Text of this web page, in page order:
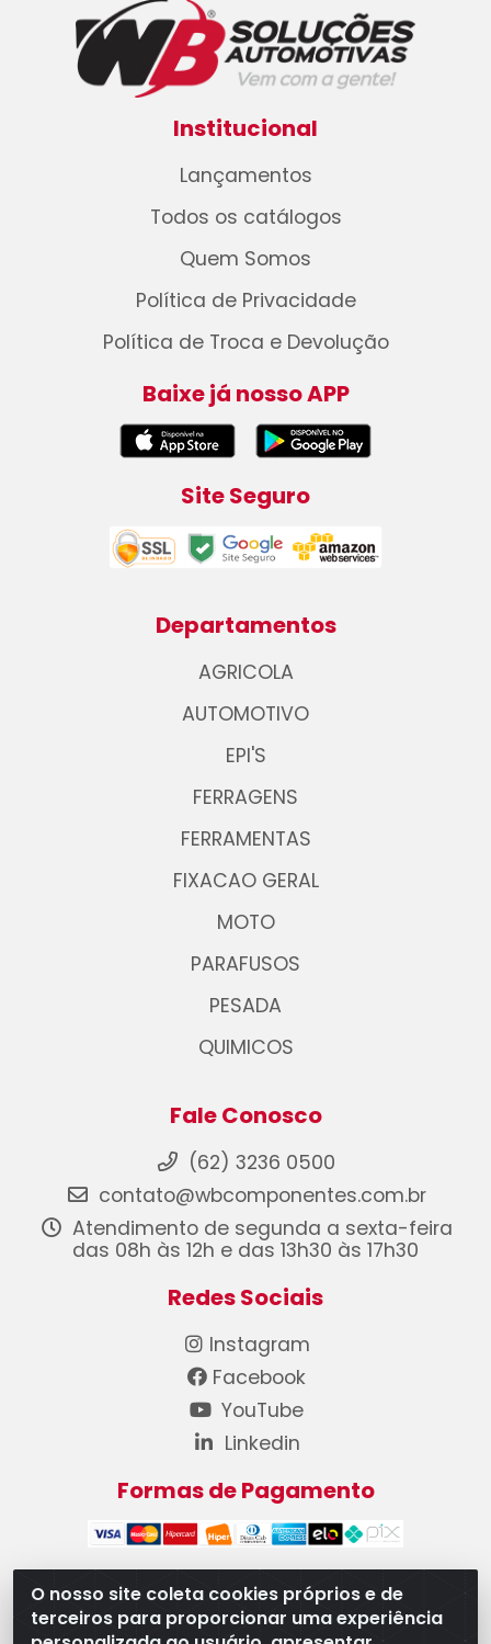
O nosso site coleta cookies próprios e de
terceiros para proporcionar uma experiência
Institucional
Lançamentos
Todos os catálogos
Quem Somos
Política de Privacidade
Política de Troca e Devolução
Baixe já nosso APP
Site Seguro
Departamentos
AGRICOLA
AUTOMOTIVO
EPI'S
FERRAGENS
FERRAMENTAS
FIXACAO GERAL
MOTO
PARAFUSOS
PESADA
QUIMICOS
Fale Conosco
(62) 3236 0500
contato@wbcomponentes.com.br
Atendimento de segunda a sexta-feira
das 08h às 12h e das 13h30 às 17h30
Redes Sociais
Instagram
Facebook
YouTube
Linkedin
Formas de Pagamento
WB Componentes Automotivos LTDA - CNPJ